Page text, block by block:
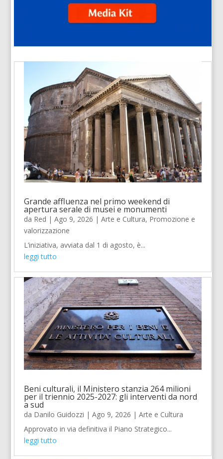
Grande affluenza nel primo weekend di
apertura serale di musei e monumenti
da Red |Ago 9, 2026 |Arte e Cultura, Promozione e
valorizzazione
L’iniziativa, avviata dal 1 di agosto, è...
leggi tutto
Beni culturali, il Ministero stanzia 264 milioni
per il triennio 2025-2027: gli interventi da nord
a sud
da Danilo Guidozzi |Ago 9, 2026 |Arte e Cultura
Approvato in via definitiva il Piano Strategico...
leggi tutto